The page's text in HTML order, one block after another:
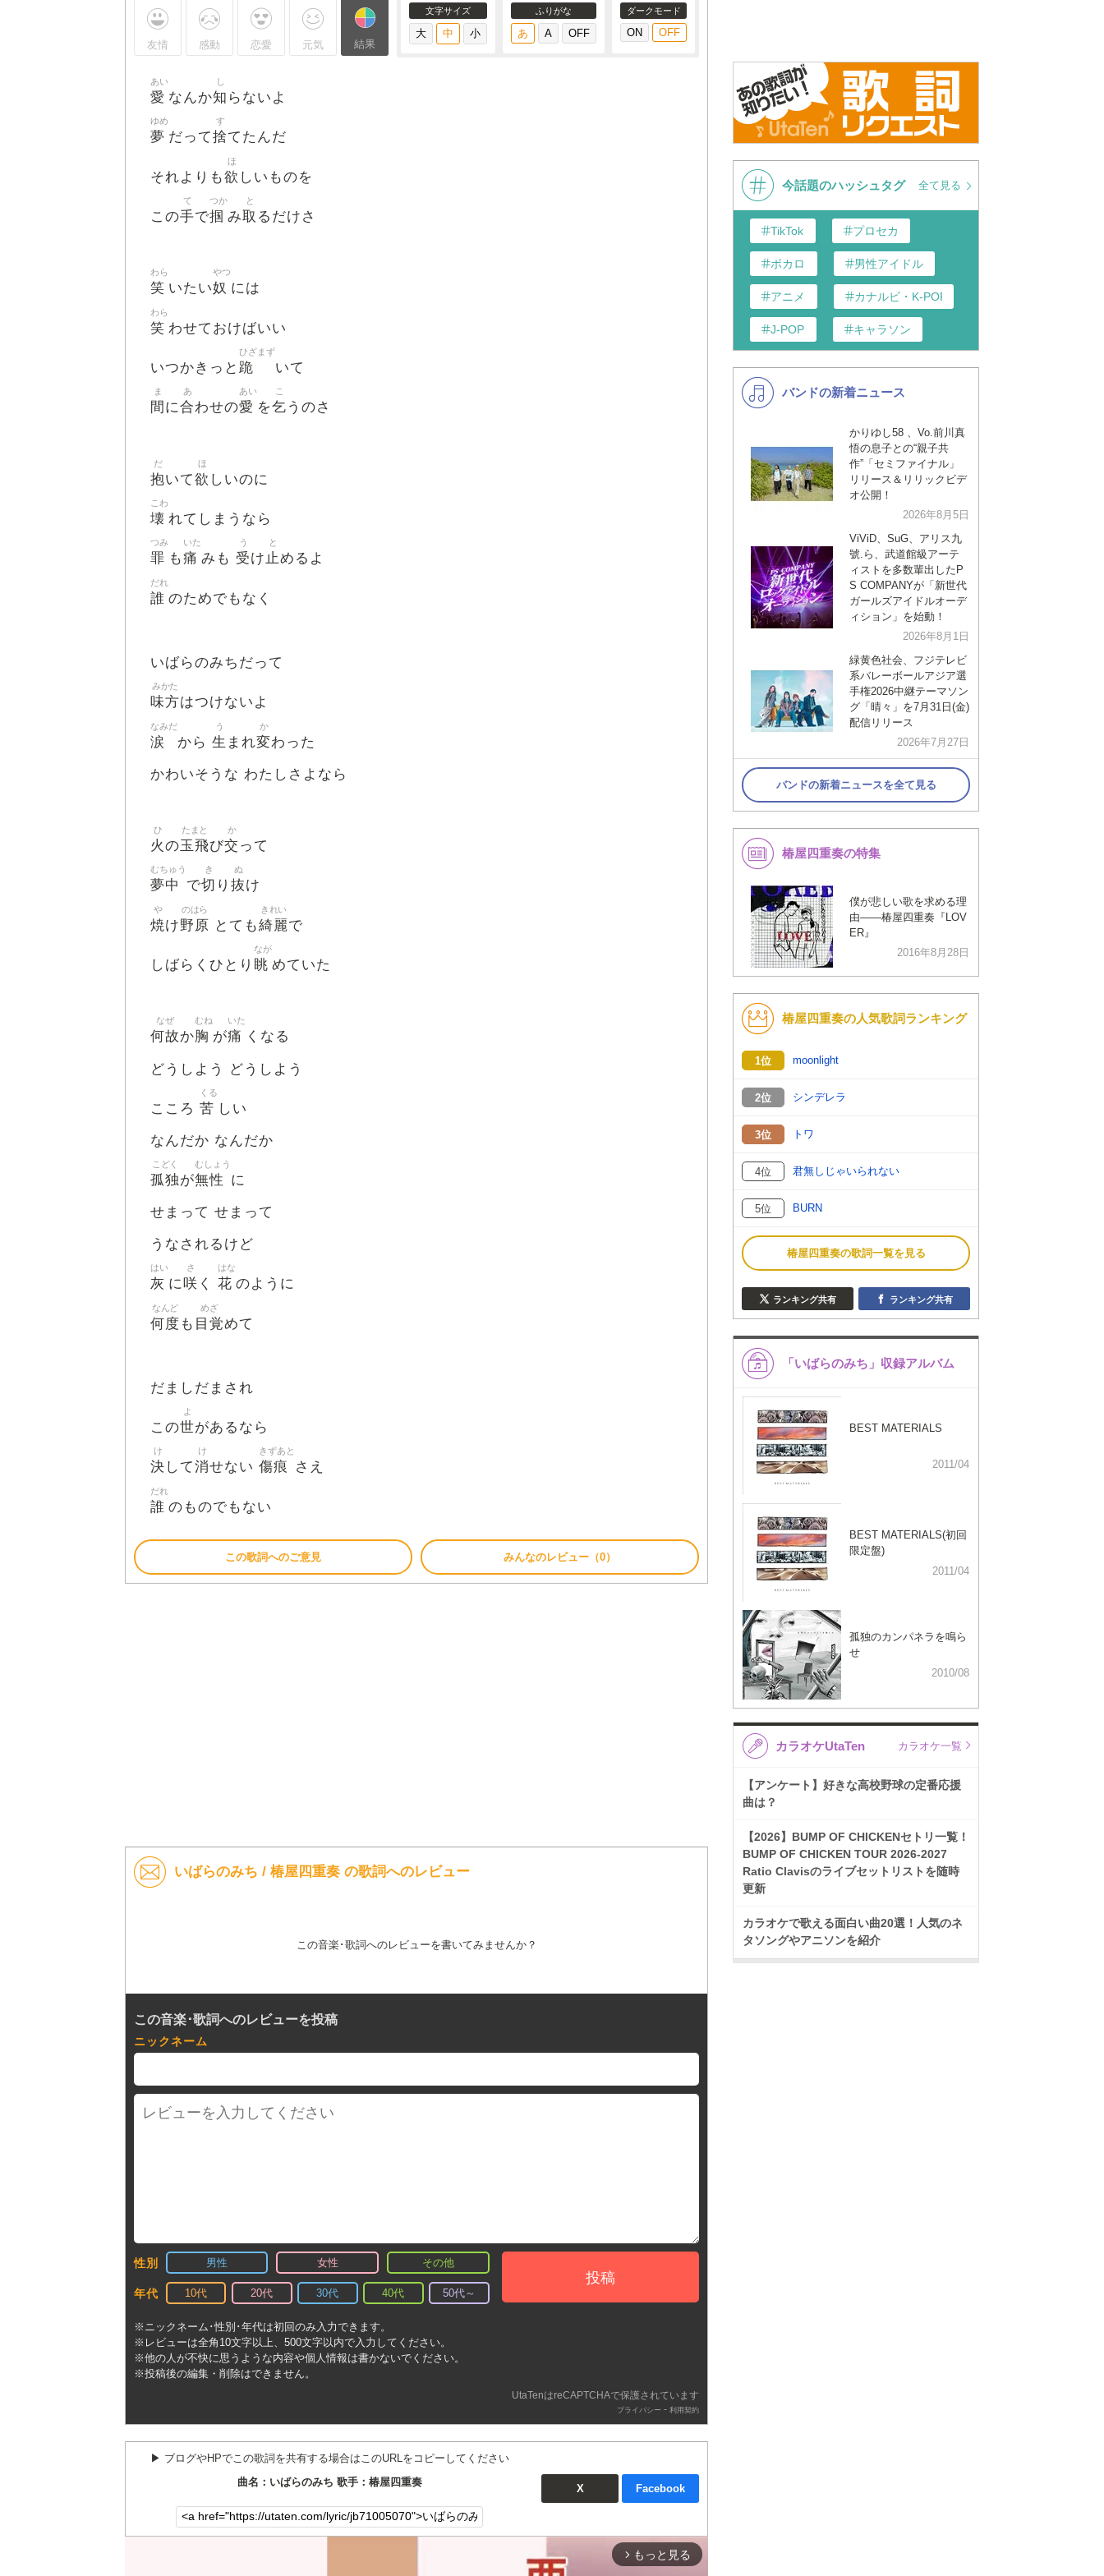
友情 感動 恋愛 元気 結果
文字サイズ ふりがな ダークモード
愛
あい
なんか知
し
らないよ
夢
ゆめ
だって捨
す
てたんだ
それよりも欲
ほ
しいものを
この手
て
で掴
つか
み取
と
るだけさ
笑
わら
いたい奴
やつ
には
笑
わら
わせておけばいい
いつかきっと 跪
ひざまず
いて
間
ま
に合
あ
わせの愛
あい
を乞
こ
うのさ
抱
だ
いて欲
ほ
しいのに
壊
こわ
れてしまうなら
罪
つみ
も痛
いた
みも 受
う
け止
と
めるよ
誰
だれ
のためでもなく
いばらのみちだって
味方
みかた
はつけないよ
涙
なみだ
から 生
う
まれ変
か
わった
かわいそうな わたしさよなら
火
ひ
の玉飛
たまと
び交
か
って
夢中
むちゅう
で切
き
り 抜
ぬ
け
焼
や
け野原
のはら
とても綺麗
きれい
で
しばらくひとり 眺
なが
めていた
何故
なぜ
か胸
むね
が痛
いた
くなる
どうしよう どうしよう
こころ 苦
くる
しい
なんだか なんだか
孤独
こどく
が無性
むしょう
に
せまって せまって
うなされるけど
灰
はい
に咲
さ
く 花
はな
のように
何度
なんど
も 目覚
めざ
めて
だましだまされ
この世
よ
があるなら
決
け
して消
け
せない 傷痕
きずあと
さえ
誰
だれ
のものでもない
この歌詞へのご意見 みんなのレビュー（0）
いばらのみち / 椿屋四重奏 の歌詞へのレビュー
この音楽･歌詞へのレビューを書いてみませんか？
この音楽･歌詞へのレビューを投稿
ニックネーム
性別 男性 女性 その他
年代 10代 20代 30代 40代 50代～
投稿
※ニックネーム･性別･年代は初回のみ入力できます。
※レビューは全角10文字以上、500文字以内で入力してください。
※他の人が不快に思うような内容や個人情報は書かないでください。
※投稿後の編集・削除はできません。
UtaTenはreCAPTCHAで保護されています
プライバシー - 利用契約
▶︎ ブログやHPでこの歌詞を共有する場合はこのURLをコピーしてください
曲名：いばらのみち 歌手：椿屋四重奏
X Facebook
arrow_forward_ios もっと見る
今話題のハッシュタグ 全て見る
TikTok プロセカ
ボカロ 男性アイドル
アニメ カナルビ・K-POP和訳
J-POP キャラソン
K-POP 演歌・歌謡
洋楽
VTuber ディズニー
バンドの新着ニュース
かりゆし58 、Vo.前川真
悟の息子との“親子共
作”「セミファイナル」
リリース＆リリックビデ
オ公開！
2026年8月5日
ViViD、SuG、アリス九
號.ら、武道館級アーテ
ィストを多数輩出したP
S COMPANYが「新世代
ガールズアイドルオーデ
ィション」を始動！
2026年8月1日
緑黄色社会、フジテレビ
系バレーボールアジア選
手権2026中継テーマソン
グ「晴々」を7月31日(金)
配信リリース
2026年7月27日
バンドの新着ニュースを全て見る
椿屋四重奏の特集
僕が悲しい歌を求める理
由――椿屋四重奏『LOV
ER』
2016年8月28日
椿屋四重奏の人気歌詞ランキング
1位 moonlight
2位 シンデレラ
3位 トワ
4位 君無しじゃいられない
5位 BURN
椿屋四重奏の歌詞一覧を見る
ランキング共有 ランキング共有
「いばらのみち」収録アルバム
BEST MATERIALS
2011/04
BEST MATERIALS(初回
限定盤)
2011/04
孤独のカンパネラを鳴ら
せ
2010/08
カラオケUtaTen カラオケ一覧
【アンケート】好きな高校野球の定番応援
曲は？
【2026】BUMP OF CHICKENセトリ一覧！
BUMP OF CHICKEN TOUR 2026-2027
Ratio Clavisのライブセットリストを随時
更新
カラオケで歌える面白い曲20選！人気のネ
タソングやアニソンを紹介